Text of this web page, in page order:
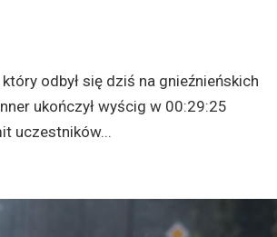
odbył się dziś na gnieźnieńskich
ukończył wyścig w 00:29:25
uczestników...